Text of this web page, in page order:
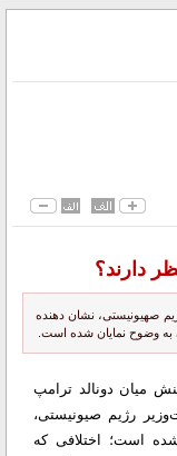
دارند؟
صهیونیستی، نشان دهنده
وضوح نمایان شده است.
میان دونالد ترامپ
رژیم صیونیستی،
شده است؛ اختلافی که